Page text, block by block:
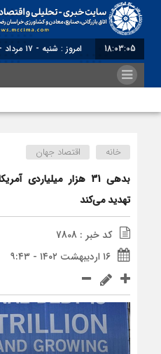
18:03:05 برابر با : Saturday - 8 August - 2026
خانه اقتصاد جهان
بدهی 31 هزار میلیاردی
تهدید می‌کند
کد خبر : 7808
۱۶ اردیبهشت ۱۴۰۲ - ۹:۴۳